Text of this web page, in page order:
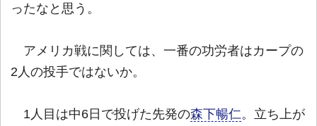
ったなと思う。
アメリカ戦に関しては、一番の功労者はカープの
2人の投手ではないか。
1人目は中6日で投げた先発の森下暢仁。立ち上が